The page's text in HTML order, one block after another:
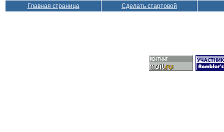
Главная страница Сделать стартовой